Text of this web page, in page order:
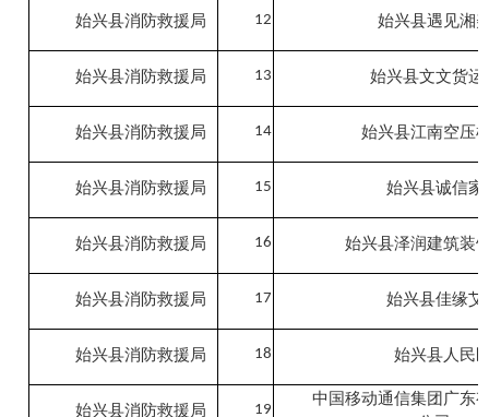
始兴县消防救援局 12 始兴县遇见湘
始兴县消防救援局 13 始兴县文文货运
始兴县消防救援局 14 始兴县江南空压
始兴县消防救援局 15 始兴县诚信家
始兴县消防救援局 16 始兴县泽润建筑装
始兴县消防救援局 17 始兴县佳缘艾
始兴县消防救援局 18 始兴县人民
始兴县消防救援局 19
中国移动通信集团广东